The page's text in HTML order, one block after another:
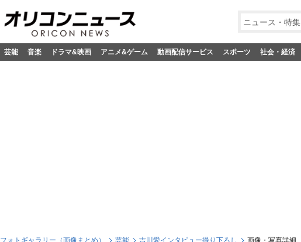
ニュース・特集
芸能 音楽 ドラマ&映画 アニメ&ゲーム 動画配信サービス スポーツ 社会・経済
フォトギャラリー（画像まとめ） 芸能 吉川愛インタビュー撮り下ろし 画像・写真詳細